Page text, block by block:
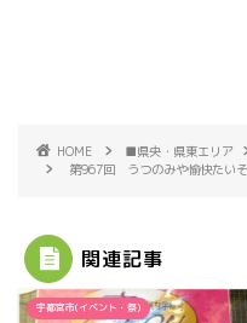
HOME ■県央・県東エリア
第967回 うつのみや愉快たい
関連記事
宇都宮市(イベント・祭)